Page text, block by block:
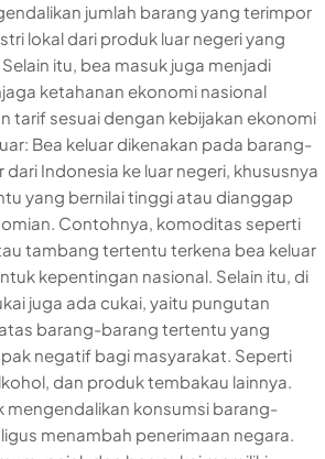
jumlah barang yang terimpor
lokal dari produk luar negeri yang
Selain itu, bea masuk juga menjadi
ketahanan ekonomi nasional
tarif sesuai dengan kebijakan ekonomi
Bea keluar dikenakan pada barang-
dari Indonesia ke luar negeri, khususnya
yang bernilai tinggi atau dianggap
Contohnya, komoditas seperti
tambang tertentu terkena bea keluar
kepentingan nasional. Selain itu, di
juga ada cukai, yaitu pungutan
atas barang-barang tertentu yang
negatif bagi masyarakat. Seperti
dan produk tembakau lainnya.
mengendalikan konsumsi barang-
menambah penerimaan negara.